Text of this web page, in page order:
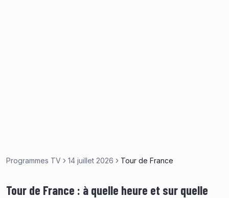
Programmes TV 14 juillet 2026 Tour de France
Tour de France : à quelle heure et sur quelle